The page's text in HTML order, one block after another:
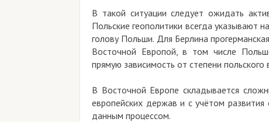
В такой ситуации следует ожидать
Польские геополитики всегда указывают
голову Польши. Для Берлина
Восточной Европой, в том числе
прямую зависимость от степени польского
В Восточной Европе складывается
европейских держав и с учётом
данным процессом.